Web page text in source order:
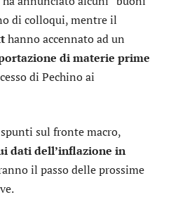
di colloqui, mentre il
hanno accennato ad un
di materie prime
di Pechino ai
sul fronte macro,
dati dell’inflazione in
il passo delle prossime